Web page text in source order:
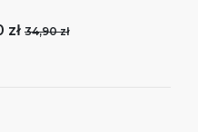
zł 34,90 zł